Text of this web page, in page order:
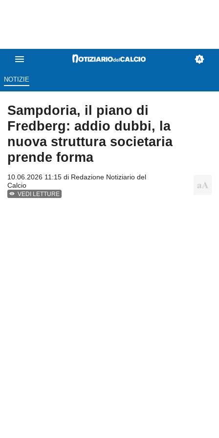
NOTIZIE
Sampdoria, il piano di
Fredberg: addio dubbi, la
nuova struttura societaria
prende forma
10.06.2026 11:15 di Redazione Notiziario del
Calcio
VEDI LETTURE